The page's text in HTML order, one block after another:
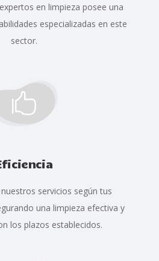
en limpieza posee una
especializadas en este
sector.

servicios según tus
una limpieza efectiva y
los plazos establecidos.